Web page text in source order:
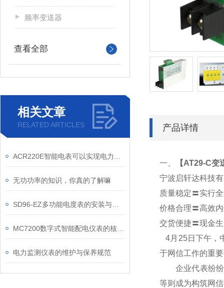
频率变送器
查看全部
相关文章
RELATED ARTICLES
无功功率的知识，你真的了解嘛
电力监测仪表的维护与保养规范
产品详情
一、 【AT29-C变
宁波启轩达科技
质量稳定〓实行
价格合理〓高效
交货便捷〓现金
4月25日下午，
于网信工作的重
企业代表纷纷表
等则成为构筑网